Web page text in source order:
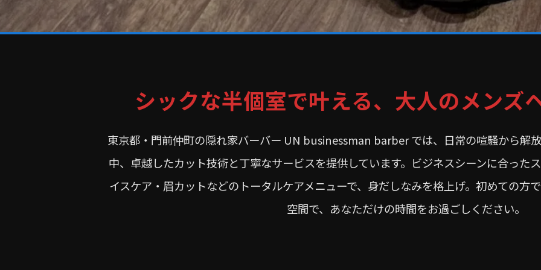
シックな半個室で叶える、大人のメンズ
東京都・門前仲町の隠れ家バーバー UN businessman barber では、日常の喧騒から解
中、卓越したカット技術と丁寧なサービスを提供しています。ビジネスシーンに合った
イスケア・眉カットなどのトータルケアメニューで、身だしなみを格上げ。初めての方
空間で、あなただけの時間をお過ごしください。